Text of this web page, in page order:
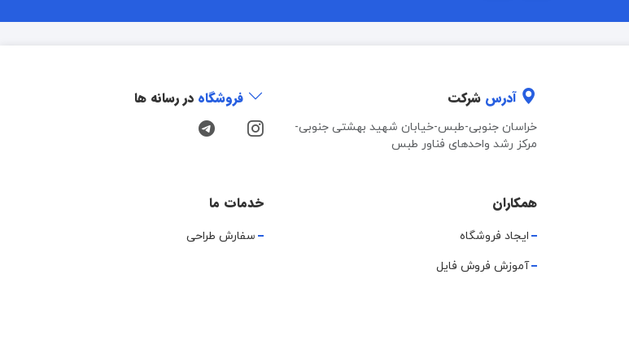
آدرس شرکت
خراسان جنوبی-طبس-خیابان شهید بهشتی جنوبی-
مرکز رشد واحدهای فناور طبس
فروشگاه در رسانه ها
همکاران
ایجاد فروشگاه
آموزش فروش فایل
خدمات ما
سفارش طراحی